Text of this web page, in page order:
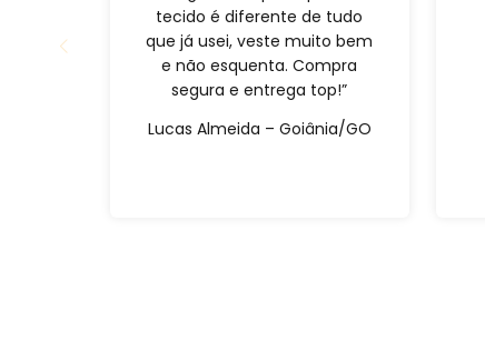
tecido é diferente de tudo
que já usei, veste muito bem
e não esquenta. Compra
segura e entrega top!”
Lucas Almeida – Goiânia/GO